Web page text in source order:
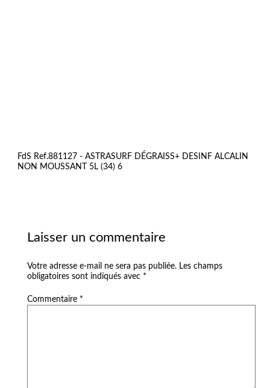
FdS Ref.881127 - ASTRASURF DÉGRAISS+ DESINF ALCALIN
NON MOUSSANT 5L (34) 6
Laisser un commentaire
Votre adresse e-mail ne sera pas publiée. Les champs
obligatoires sont indiqués avec *
Commentaire *